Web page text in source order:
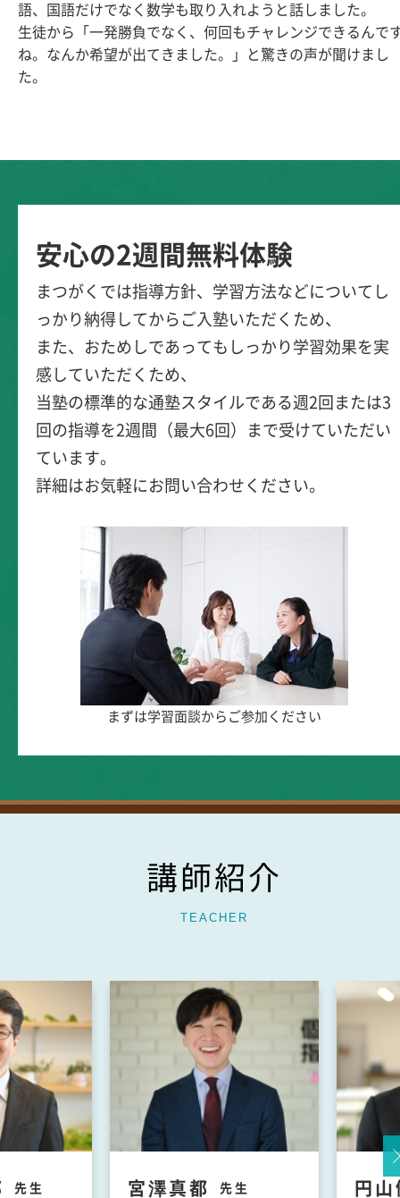
語、国語だけでなく数学も取り入れようと話しました。
生徒から「一発勝負でなく、何回もチャレンジできるんで
ね。なんか希望が出てきました。」と驚きの声が聞けまし
た。
安心の2週間無料体験
まつがくでは指導方針、学習方法などについてし
っかり納得してからご入塾いただくため、
また、おためしであってもしっかり学習効果を実
感していただくため、
当塾の標準的な通塾スタイルである週2回または3
回の指導を2週間（最大6回）まで受けていただい
ています。
詳細はお気軽にお問い合わせください。
まずは学習面談からご参加ください
講師紹介
TEACHER
先生 宮澤真都 先生 円